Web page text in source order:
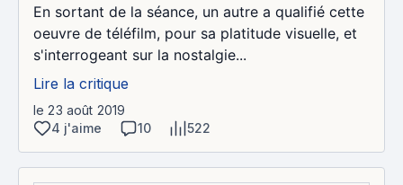
En sortant de la séance, un autre a qualifié cette
oeuvre de téléfilm, pour sa platitude visuelle, et
s'interrogeant sur la nostalgie...
Lire la critique
le 23 août 2019
4 j'aime
10 522